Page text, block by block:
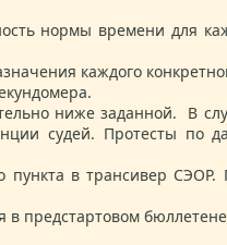
нормы времени для
каждого
ниже заданной. В
судей. Протесты по
пункта в трансивер
в предстартовом